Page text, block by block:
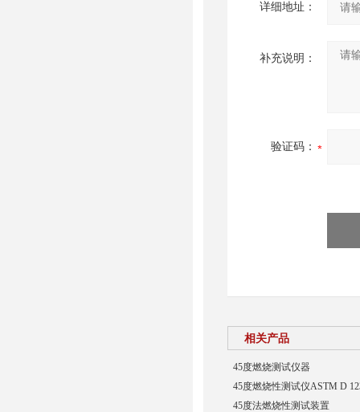
详细地址：
补充说明：
验证码：
相关产品
45度燃烧测试仪器
45度燃烧性测试仪ASTM D
45度法燃烧性测试装置